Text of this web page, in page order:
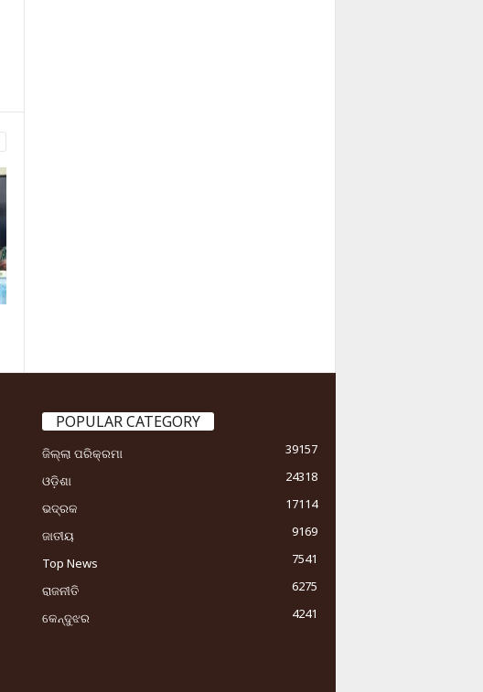
POPULAR CATEGORY
ଜିଲ୍ଲା ପରିକ୍ରମା
39157
ଓଡ଼ିଶା
24318
ଭଦ୍ରକ
17114
ଜାତୀୟ
9169
Top News
7541
ରାଜନୀତି
6275
କେନ୍ଦୁଝର
4241